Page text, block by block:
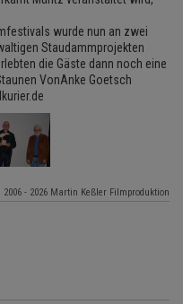
wurde nun an zwei
Staudammprojekten
die Gäste dann noch eine
VonAnke Goetsch
- 2026 Martin Keßler Filmproduktion